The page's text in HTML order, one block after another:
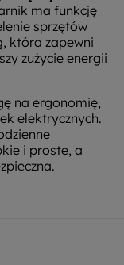
ma funkcję
sprzętów
która zapewni
zużycie energii
na ergonomię,
elektrycznych.
i proste, a